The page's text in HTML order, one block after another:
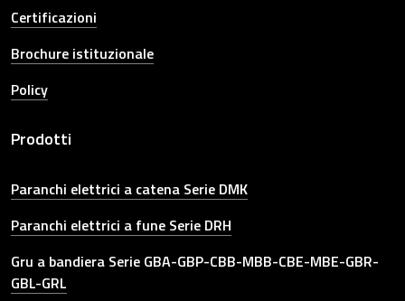
Certificazioni
Brochure istituzionale
Policy
Prodotti
Paranchi elettrici a catena Serie DMK
Paranchi elettrici a fune Serie DRH
Gru a bandiera Serie GBA-GBP-CBB-MBB-CBE-MBE-GBR-
GBL-GRL